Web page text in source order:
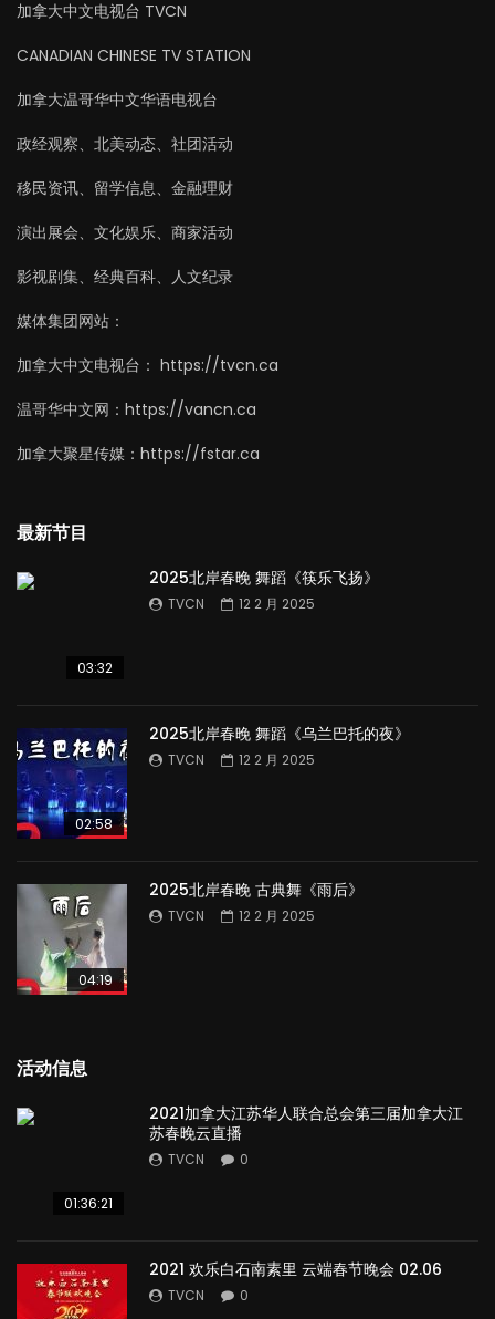
加拿大中文电视台 TVCN
CANADIAN CHINESE TV STATION
加拿大温哥华中文华语电视台
政经观察、北美动态、社团活动
移民资讯、留学信息、金融理财
演出展会、文化娱乐、商家活动
影视剧集、经典百科、人文纪录
媒体集团网站：
加拿大中文电视台： https://tvcn.ca
温哥华中文网：https://vancn.ca
加拿大聚星传媒：https://fstar.ca
最新节目
03:32
2025北岸春晚 舞蹈《筷乐飞扬》
TVCN 12 2 月 2025
02:58
2025北岸春晚 舞蹈《乌兰巴托的夜》
TVCN 12 2 月 2025
04:19
2025北岸春晚 古典舞《雨后》
TVCN 12 2 月 2025
活动信息
01:36:21
2021加拿大江苏华人联合总会第三届加拿大江
苏春晚云直播
TVCN 0
2021 欢乐白石南素里 云端春节晚会 02.06
TVCN 0